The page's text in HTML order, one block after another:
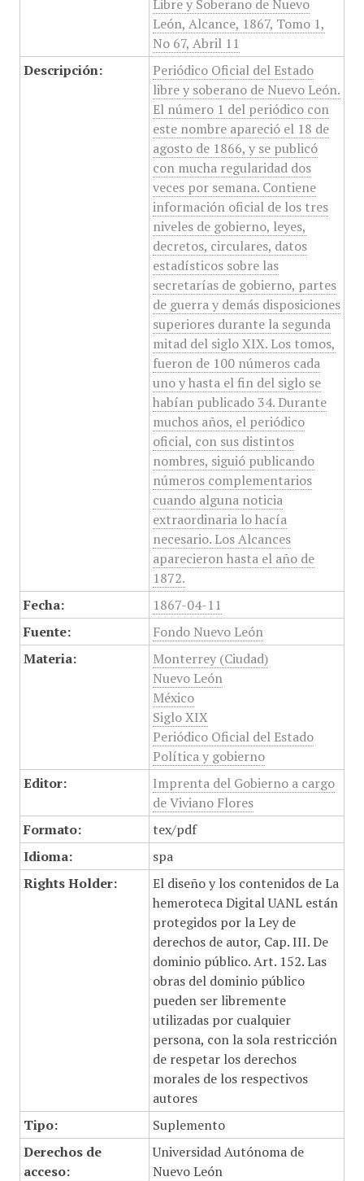
Libre y Soberano de Nuevo
León, Alcance, 1867, Tomo 1,
No 67, Abril 11
Descripción:
Periódico Oficial del Estado
libre y soberano de Nuevo León.
El número 1 del periódico con
este nombre apareció el 18 de
agosto de 1866, y se publicó
con mucha regularidad dos
veces por semana. Contiene
información oficial de los tres
niveles de gobierno, leyes,
decretos, circulares, datos
estadísticos sobre las
secretarías de gobierno, partes
de guerra y demás disposiciones
superiores durante la segunda
mitad del siglo XIX. Los tomos,
fueron de 100 números cada
uno y hasta el fin del siglo se
habían publicado 34. Durante
muchos años, el periódico
oficial, con sus distintos
nombres, siguió publicando
números complementarios
cuando alguna noticia
extraordinaria lo hacía
necesario. Los Alcances
aparecieron hasta el año de
1872.
Fecha:
1867-04-11
Fuente:
Fondo Nuevo León
Materia:
Monterrey (Ciudad)
Nuevo León
México
Siglo XIX
Periódico Oficial del Estado
Política y gobierno
Editor:
Imprenta del Gobierno a cargo
de Viviano Flores
Formato:
tex/pdf
Idioma:
spa
Rights Holder:
El diseño y los contenidos de La
hemeroteca Digital UANL están
protegidos por la Ley de
derechos de autor, Cap. III. De
dominio público. Art. 152. Las
obras del dominio público
pueden ser libremente
utilizadas por cualquier
persona, con la sola restricción
de respetar los derechos
morales de los respectivos
autores
Tipo:
Suplemento
Derechos de
acceso:
Universidad Autónoma de
Nuevo León